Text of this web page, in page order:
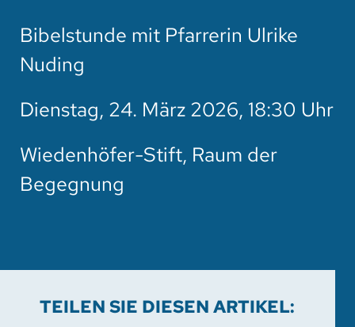
SERVICE
HOTEL
SPENDEN
SUCHE
Bibelstunde mit Pfarrerin Ulrike
Nuding
Dienstag, 24. März 2026, 18:30 Uhr
Wiedenhöfer-Stift, Raum der
Begegnung
TEILEN SIE DIESEN ARTIKEL: